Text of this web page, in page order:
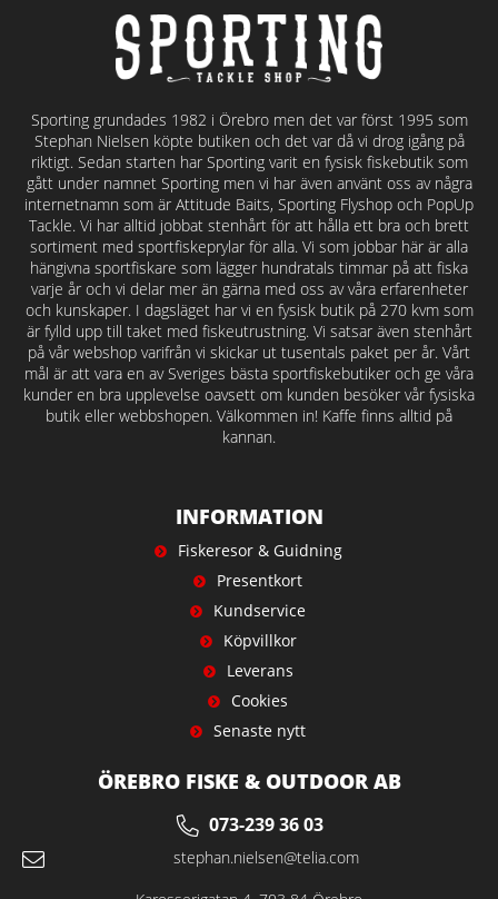
Sporting grundades 1982 i Örebro men det var först 1995 som
Stephan Nielsen köpte butiken och det var då vi drog igång på
riktigt. Sedan starten har Sporting varit en fysisk fiskebutik som
gått under namnet Sporting men vi har även använt oss av några
internetnamn som är Attitude Baits, Sporting Flyshop och PopUp
Tackle. Vi har alltid jobbat stenhårt för att hålla ett bra och brett
sortiment med sportfiskeprylar för alla. Vi som jobbar här är alla
hängivna sportfiskare som lägger hundratals timmar på att fiska
varje år och vi delar mer än gärna med oss av våra erfarenheter
och kunskaper. I dagsläget har vi en fysisk butik på 270 kvm som
är fylld upp till taket med fiskeutrustning. Vi satsar även stenhårt
på vår webshop varifrån vi skickar ut tusentals paket per år. Vårt
mål är att vara en av Sveriges bästa sportfiskebutiker och ge våra
kunder en bra upplevelse oavsett om kunden besöker vår fysiska
butik eller webbshopen. Välkommen in! Kaffe finns alltid på
kannan.
INFORMATION
Fiskeresor & Guidning
Presentkort
Kundservice
Köpvillkor
Leverans
Cookies
Senaste nytt
ÖREBRO FISKE & OUTDOOR AB
073-239 36 03
stephan.nielsen@telia.com